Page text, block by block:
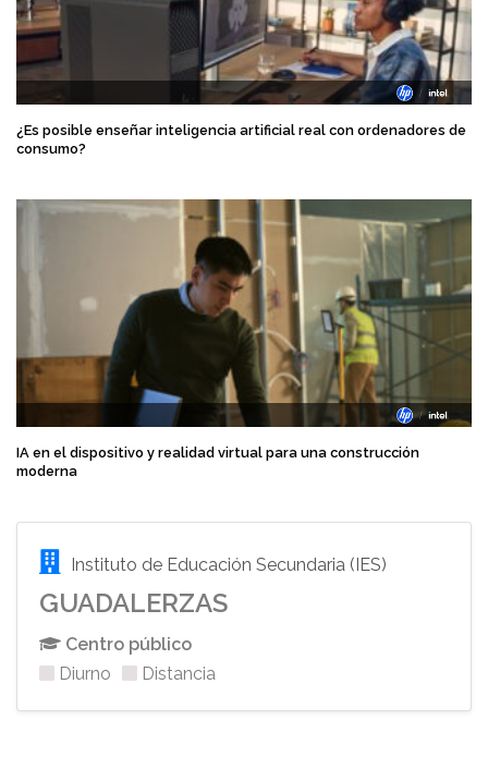
¿Es posible enseñar inteligencia artificial real con ordenadores de
consumo?
IA en el dispositivo y realidad virtual para una construcción
moderna
Instituto de Educación Secundaria (IES)
GUADALERZAS
Centro público
Diurno
Distancia